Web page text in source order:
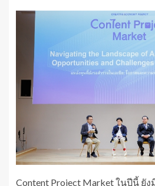
Content Project Market ในปีนี้ ยั